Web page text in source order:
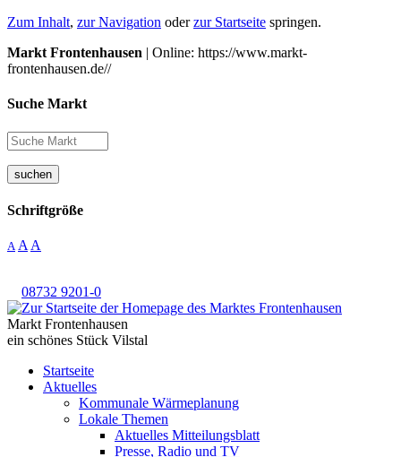
Zum Inhalt, zur Navigation oderzur Startseite springen.
Markt Frontenhausen | Online: https://www.markt-
frontenhausen.de//
Suche Markt
suchen
Schriftgröße
A A A
08732 9201-0
Markt Frontenhausen
ein schönes Stück Vilstal
Startseite
Aktuelles
Kommunale Wärmeplanung
Lokale Themen
Aktuelles Mitteilungsblatt
Presse, Radio und TV